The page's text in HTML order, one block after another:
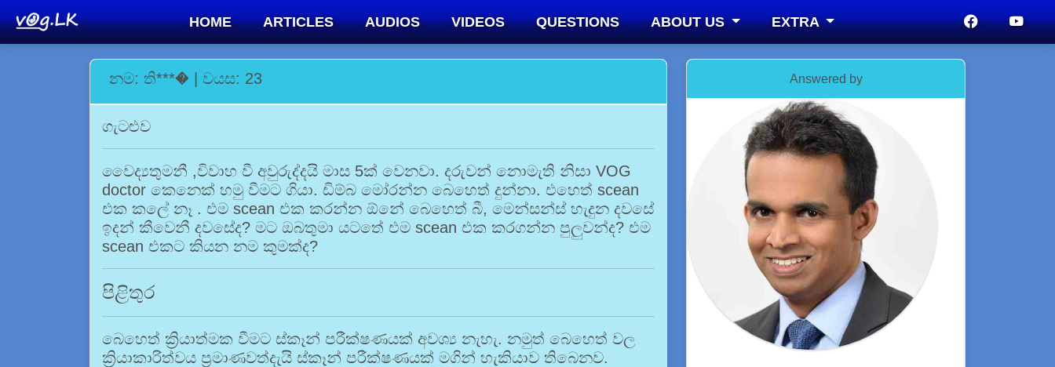
HOME ARTICLES AUDIOS VIDEOS QUESTIONS ABOUT US EXTRA
නම: ති***� | වයස: 23
ගැටළුව
වෛද්‍යතුමනී ,විවාහ වී අවුරුද්දයි මාස 5ක් වෙනවා. දරුවන් නොමැති නිසා VOG
doctor කෙනෙක් හමු වීමට ගියා. ඩිම්බ මෝරන්න බෙහෙත් දුන්නා. එහෙත් scean
එක කලේ නෑ . එම scean එක කරන්න ඕනේ බෙහෙත් බී, මෙන්සන්ස් හැදුන දවසේ
ඉදන් කීවෙනී දවසේද? මට ඔබතුමා යටතේ එම scean එක කරගන්න පුලුවන්ද? එම
scean එකට කියන නම කුමක්ද?
පිළිතුර
බෙහෙත් ක්‍රියාත්මක වීමට ස්කෑන් පරීක්ෂණයක් අවශ්‍ය නැහැ. නමුත් බෙහෙත් වල
ක්‍රියාකාරිත්වය ප්‍රමාණවත්දැයි ස්කෑන් පරීක්ෂණයක් මගින් හැකියාව තිබෙනව.
Answered by